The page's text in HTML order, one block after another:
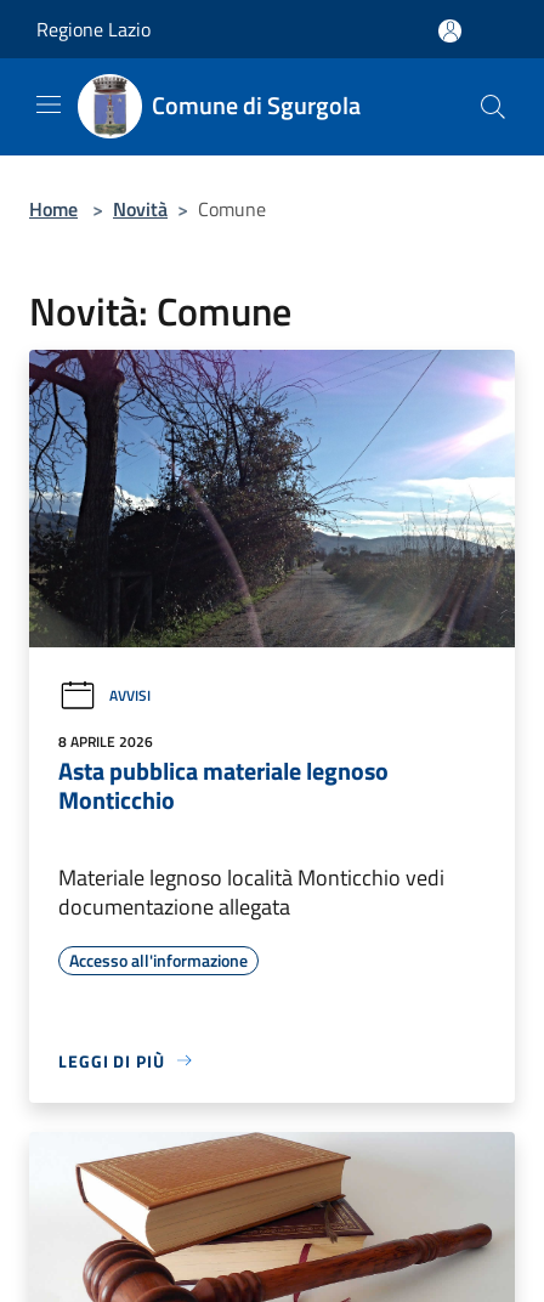
Regione Lazio
Comune di Sgurgola
Home > Novità > Comune
Novità: Comune
AVVISI
8 APRILE 2026
Asta pubblica materiale legnoso
Monticchio
Materiale legnoso località Monticchio vedi
documentazione allegata
Accesso all'informazione
LEGGI DI PIÙ